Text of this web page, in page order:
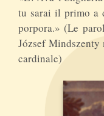
tu sarai il primo a
porpora.» (Le
József Mindszenty
cardinale)